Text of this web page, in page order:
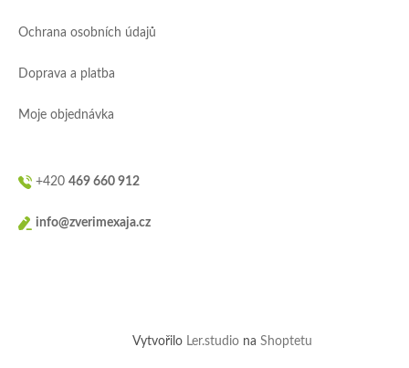
Ochrana osobních údajů
Doprava a platba
Moje objednávka
+420 469 660 912
info@zverimexaja.cz
Vytvořilo Ler.studiona Shoptetu